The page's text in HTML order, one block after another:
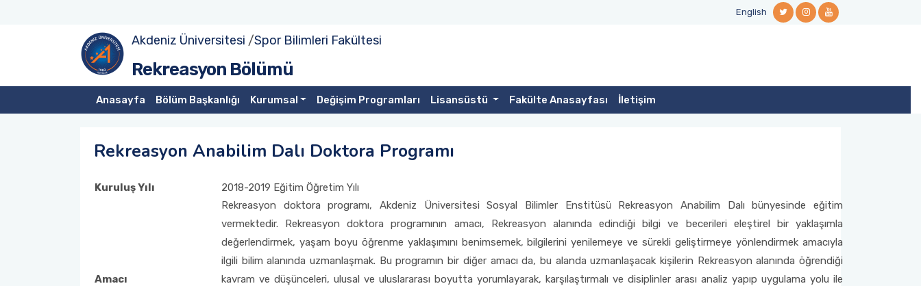
English
Akdeniz Üniversitesi /Spor Bilimleri Fakültesi
Rekreasyon Bölümü
Anasayfa Bölüm Başkanlığı Kurumsal Değişim Programları Lisansüstü Fakülte Anasayfası İletişim
Rekreasyon Anabilim Dalı Doktora Programı
Kuruluş Yılı 2018-2019 Eğitim Öğretim Yılı
Amacı
Rekreasyon doktora programı, Akdeniz Üniversitesi Sosyal Bilimler Enstitüsü Rekreasyon Anabilim Dalı bünyesinde eğitim
vermektedir. Rekreasyon doktora programının amacı, Rekreasyon alanında edindiği bilgi ve becerileri eleştirel bir yaklaşımla
değerlendirmek, yaşam boyu öğrenme yaklaşımını benimsemek, bilgilerini yenilemeye ve sürekli geliştirmeye yönlendirmek amacıyla
ilgili bilim alanında uzmanlaşmak. Bu programın bir diğer amacı da, bu alanda uzmanlaşacak kişilerin Rekreasyon alanında öğrendiği
kavram ve düşünceleri, ulusal ve uluslararası boyutta yorumlayarak, karşılaştırmalı ve disiplinler arası analiz yapıp uygulama yolu ile
Bölüm Başkanının Mesajı
Akademik Personel
Kurullar ve Komisyonlar
Rekreasyon A.D. (Yüksek Lisans)
Rekreasyon A.D. (Doktora)